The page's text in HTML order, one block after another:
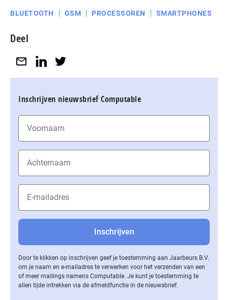
BLUETOOTH GSM PROCESSOREN SMARTPHONES
Deel
Inschrijven nieuwsbrief Computable
Door te klikken op inschrijven geef je toestemming aan Jaarbeurs B.V.
om je naam en e-mailadres te verwerken voor het verzenden van een
of meer mailings namens Computable. Je kunt je toestemming te
allen tijde intrekken via de af­meld­func­tie in de nieuwsbrief.